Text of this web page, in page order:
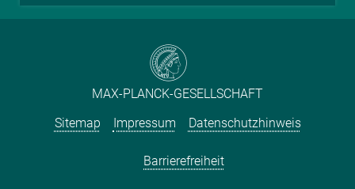
MAX-PLANCK-GESELLSCHAFT
Sitemap
Impressum Datenschutzhinweis
Barrierefreiheit